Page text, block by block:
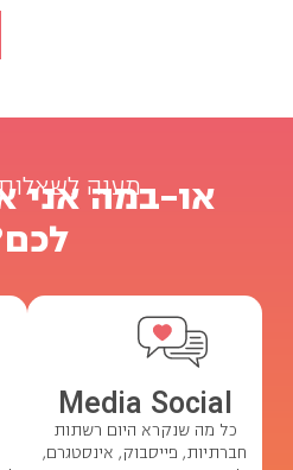
מענה
או-במה אני
Social
Media
כל מה שנקרא היום רשתות
חברתיות, פייסבוק, אינסטגרם,